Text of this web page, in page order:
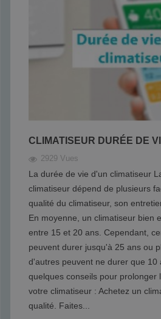
CLIMATISEUR DURÉE DE
2929 Vues
La durée de vie d'un climatiseur
climatiseur dépend de plusieurs
qualité du climatiseur, son
En moyenne, un climatiseur bien
entre 15 et 20 ans. Cependant,
peuvent durer jusqu'à 25 ans ou
d'autres peuvent ne durer que 10
quelques conseils pour prolonger
votre climatiseur : Achetez un
qualité. Faites...